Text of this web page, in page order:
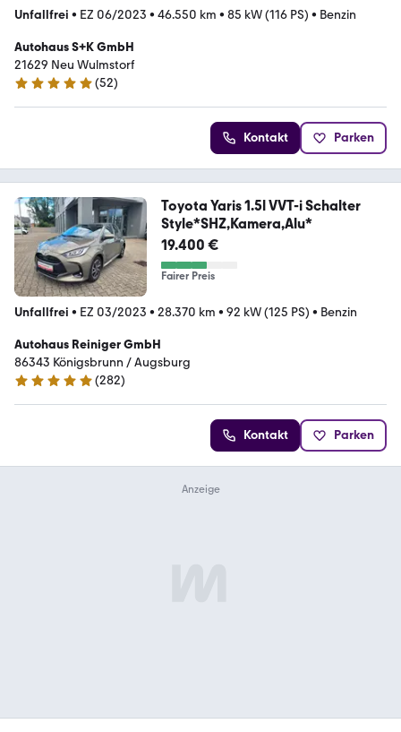
Unfallfrei • EZ 06/2023 • 46.550 km • 85 kW (116 PS) • Benzin
Autohaus S+K GmbH
21629 Neu Wulmstorf
5 Sterne
(52)
Kontakt Parken
Toyota Yaris 1.5l VVT-i Schalter
Style*SHZ,Kamera,Alu*
19.400 €
Fairer Preis
Unfallfrei • EZ 03/2023 • 28.370 km • 92 kW (125 PS) • Benzin
Autohaus Reiniger GmbH
86343 Königsbrunn / Augsburg
4.9 Sterne
(282)
Kontakt Parken